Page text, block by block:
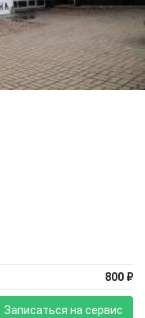
800 ₽
Записаться на сервис